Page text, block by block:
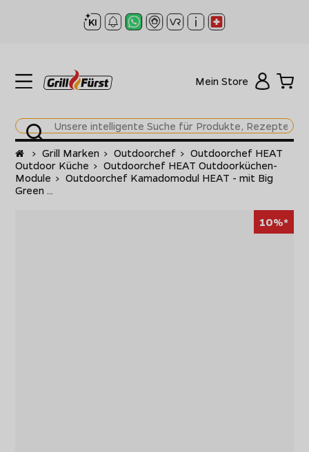
Mein Store
Startseite
> Grill Marken > Outdoorchef > Outdoorchef HEAT
Outdoor Küche > Outdoorchef HEAT Outdoorküchen-
Module > Outdoorchef Kamadomodul HEAT - mit Big
Green ...
10%*